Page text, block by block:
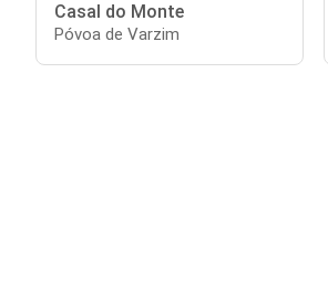
Casal do Monte
Póvoa de Varzim